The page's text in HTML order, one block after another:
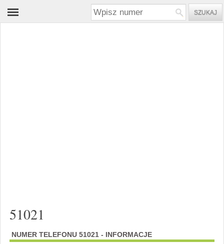
51021
NUMER TELEFONU 51021 - INFORMACJE